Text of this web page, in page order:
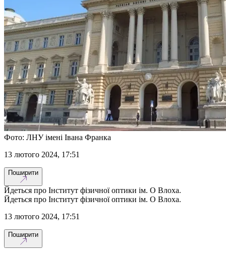
Фото: ЛНУ імені Івана Франка
13 лютого 2024, 17:51
Поширити
Йдеться про Інститут фізичної оптики ім. О Влоха.
Йдеться про Інститут фізичної оптики ім. О Влоха.
13 лютого 2024, 17:51
Поширити